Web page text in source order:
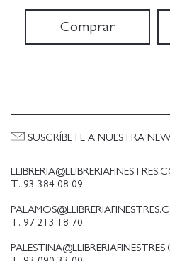
Comprar
T. 93 384 08 09
T. 97 213 18 70
SUSCRÍBETE A NUESTRA